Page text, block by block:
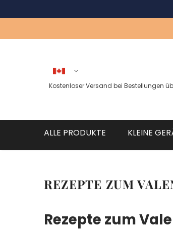
Kostenloser Versand bei Bestellungen
ALLE PRODUKTE KLEINE
REZEPTE ZUM
Rezepte zum